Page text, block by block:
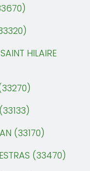
HILAIRE
(33170)
(33470)